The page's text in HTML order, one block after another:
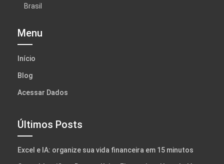
Brasil
Menu
Início
Blog
Acessar Dados
Últimos Posts
Excel e IA: organize sua vida financeira em 15 minutos